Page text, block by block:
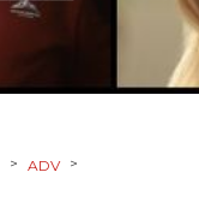
> ADV >